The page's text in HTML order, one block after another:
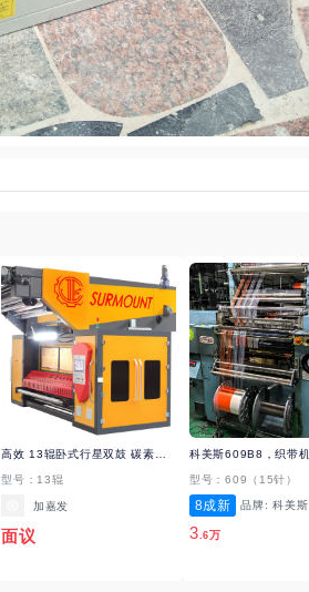
高效 13辊卧式行星双鼓 碳素磨毛(擦毛)机
型号：13辊
加嘉发
面议
型号：609（15针）
8成新 品牌: 科美斯
3 .6